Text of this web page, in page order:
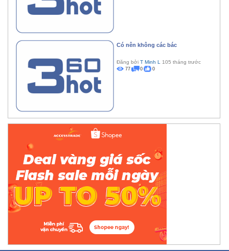
Có nên không các bác
Đăng bởi T Minh L 105 tháng trước
77 0 0